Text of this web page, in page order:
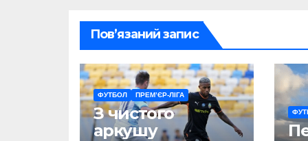
Пов’язаний запис
ФУТБОЛ ПРЕМ’ЄР-ЛІГА
З чистого
аркушу